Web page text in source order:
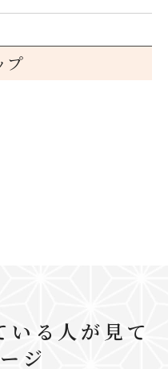
プ
いる人が見て
ジ